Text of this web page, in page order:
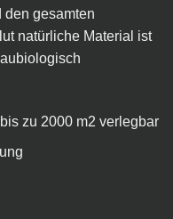
den gesamten
natürliche Material ist
zu 2000 m2 verlegbar